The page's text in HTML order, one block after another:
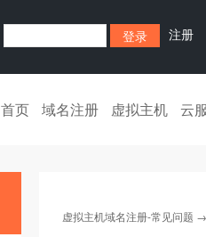
注册
首页 域名注册 虚拟主机 云
虚拟主机域名注册-常见问题